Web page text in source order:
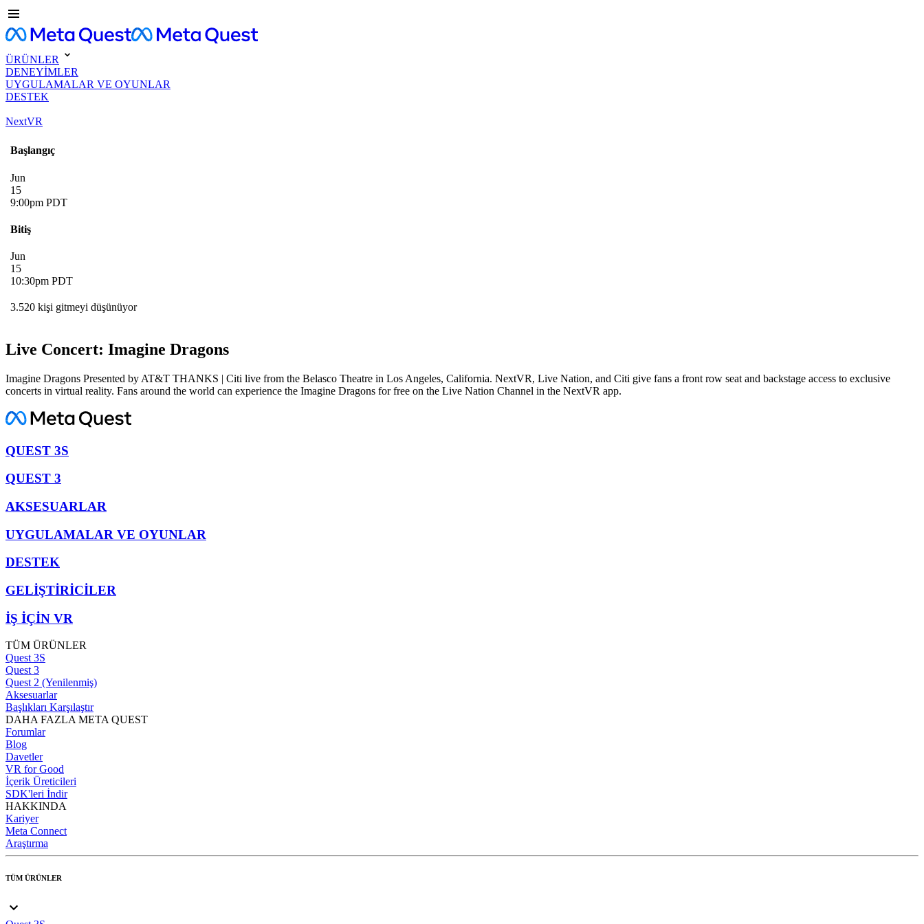
ÜRÜNLER
DENEYİMLER
UYGULAMALAR VE OYUNLAR
DESTEK
NextVR
Başlangıç
Jun
15
9:00pm PDT
Bitiş
Jun
15
10:30pm PDT
3.520 kişi gitmeyi düşünüyor
Live Concert: Imagine Dragons
Imagine Dragons Presented by AT&T THANKS | Citi live from the Belasco Theatre in Los Angeles, California. NextVR, Live Nation, and Citi give fans a front row seat and backstage access to exclusive
concerts in virtual reality. Fans around the world can experience the Imagine Dragons for free on the Live Nation Channel in the NextVR app.
QUEST 3S
QUEST 3
AKSESUARLAR
UYGULAMALAR VE OYUNLAR
DESTEK
GELİŞTİRİCİLER
İŞ İÇİN VR
TÜM ÜRÜNLER
Quest 3S
Quest 3
Quest 2 (Yenilenmiş)
Aksesuarlar
Başlıkları Karşılaştır
DAHA FAZLA META QUEST
Forumlar
Blog
Davetler
VR for Good
İçerik Üreticileri
SDK'leri İndir
HAKKINDA
Kariyer
Meta Connect
Araştırma
TÜM ÜRÜNLER